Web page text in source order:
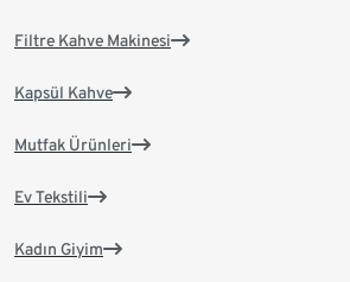
Filtre Kahve Makinesi
Kapsül Kahve
Mutfak Ürünleri
Ev Tekstili
Kadın Giyim